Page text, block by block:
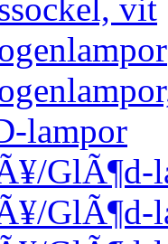
vit
lampor
GlÃ¶d-
GlÃ¶d-